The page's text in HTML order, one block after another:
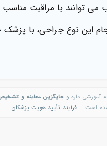
می توانند با مراقبت
این نوع جراحی، با پزشک
آموزشی دارد وجایگزین معاینه و
شده است —فرآیند تأیید هویت پزشکان.